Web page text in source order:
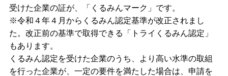
受けた企業の証が、「くるみんマーク」です。
※令和４年４月からくるみん認定基準が改正されまし
た。改正前の基準で取得できる「トライくるみん認定」
もあります。
くるみん認定を受けた企業のうち、より高い水準の取組
を行った企業が、一定の要件を満たした場合は、申請を